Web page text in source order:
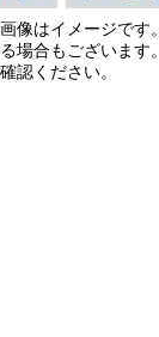
像はイメージです。
場合もございます。
認ください。